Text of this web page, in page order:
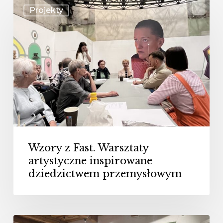
Projekty
z
Fast.
Warsztaty
artystyczne
inspirowane
dziedzictwem
przemysłowym
Wzory z Fast. Warsztaty
artystyczne inspirowane
dziedzictwem przemysłowym